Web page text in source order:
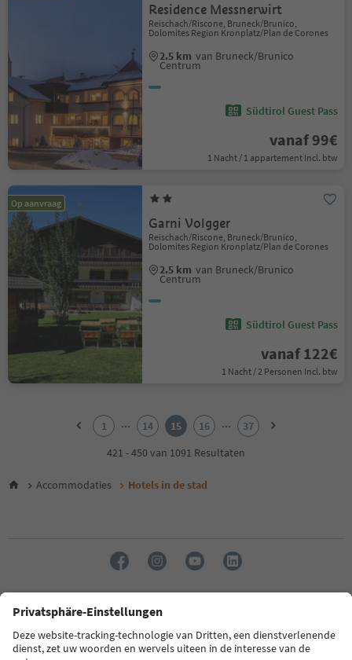
Residence Messnerwirt
Reischach/Riscone, Bruneck/Brunico,
Dolomites Region Kronplatz/Plan de Corones
2.5 km van Bruneck/Brunico
Centrum
Südtirol Guest Pass
vanaf 99€
1 Nacht / 1 appartement Incl. btw
Op aanvraag
Garni Volgger
Reischach/Riscone, Bruneck/Brunico,
Dolomites Region Kronplatz/Plan de Corones
2.5 km van Bruneck/Brunico
Centrum
Südtirol Guest Pass
vanaf 122€
1 Nacht / 2 Personen Incl. btw
6
13
14
16
17
1 ... 14 15 16 ...
37
421 - 450 van 1091 Resultaten
Accommodaties Hotels in de stad
Taal: Nederlands
FAQ Contactgegevens Pers MICE Privacybeleid